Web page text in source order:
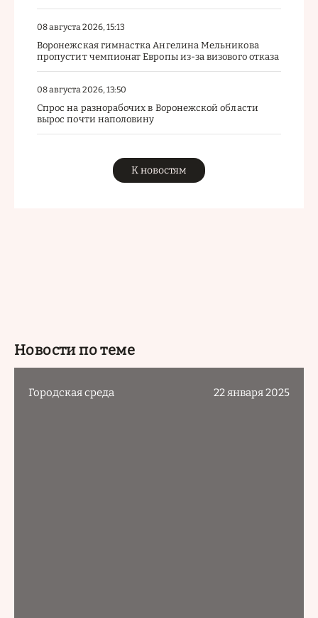
08 августа 2026, 15:13
Воронежская гимнастка Ангелина Мельникова
пропустит чемпионат Европы из-за визового отказа
08 августа 2026, 13:50
Спрос на разнорабочих в Воронежской области
вырос почти наполовину
К новостям
Новости по теме
Городская среда 22 января 2025